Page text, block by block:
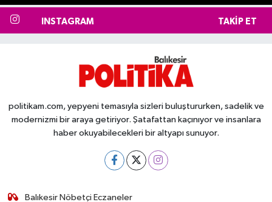
INSTAGRAM TAKIP ET
politikam.com, yepyeni temasıyla sizleri buluştururken, sadelik ve
modernizmi bir araya getiriyor. Şatafattan kaçınıyor ve insanlara
haber okuyabilecekleri bir altyapı sunuyor.
Balıkesir Nöbetçi Eczaneler